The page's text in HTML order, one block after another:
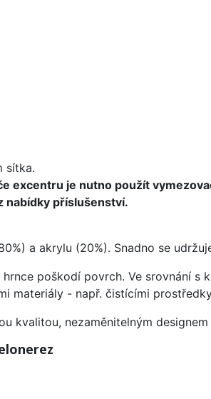
sítka.
excentru je nutno použít
nabídky příslušenství.
a akrylu (20%). Snadno se
poškodí povrch. Ve srovnání s
materiály - např. čistícími
kvalitou, nezaměnitelným